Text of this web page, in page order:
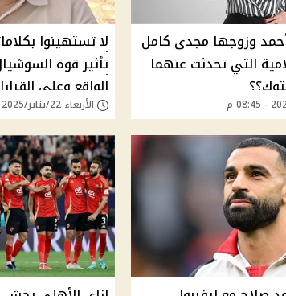
وزوجها مجدي كامل
التي تحدثت عنهما
لا تستهينوا
تأثير قوة
الواقع وعلى
جامعة الأزهر؟؟
الأربعاء 22/يناير/2025 - 08:15 م